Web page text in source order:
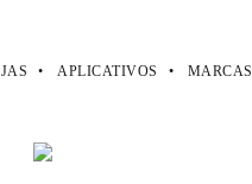
APLICATIVOS MARCAS